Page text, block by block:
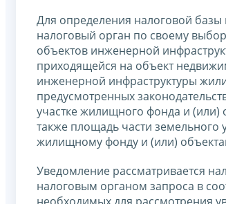
Для определения налоговой базы
налоговый орган по своему
объектов инженерной
приходящейся на объект
инженерной инфраструктуры
предусмотренных
участке жилищного фонда и
также площадь части
жилищному фонду и (или)
Уведомление рассматривается
налоговым органом запроса в